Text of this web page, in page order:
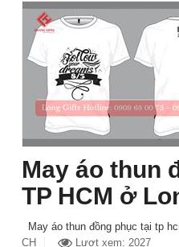
May áo thun
TP HCM ở
May áo thun đồng phục tại tp
CH
Lượt xem: 2027